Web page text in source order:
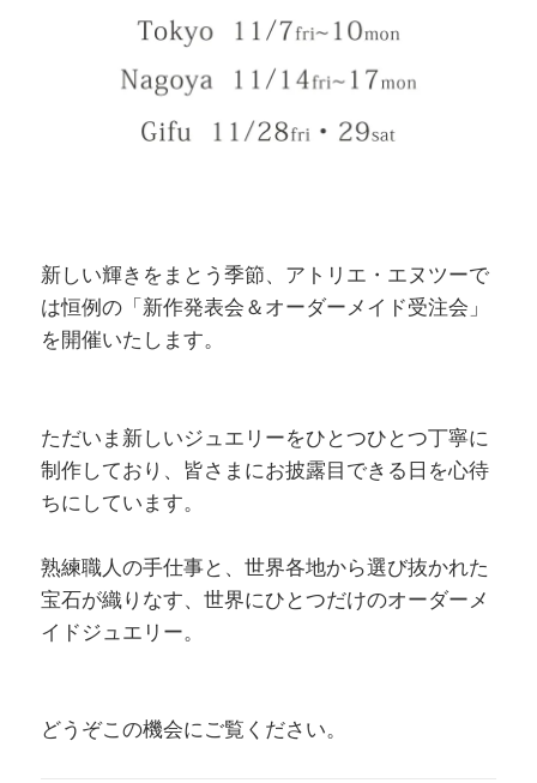
新しい輝きをまとう季節、アトリエ・エヌツーで
は恒例の「新作発表会＆オーダーメイド受注会」
を開催いたします。
ただいま新しいジュエリーをひとつひとつ丁寧に
制作しており、皆さまにお披露目できる日を心待
ちにしています。
熟練職人の手仕事と、世界各地から選び抜かれた
宝石が織りなす、世界にひとつだけのオーダーメ
イドジュエリー。
どうぞこの機会にご覧ください。